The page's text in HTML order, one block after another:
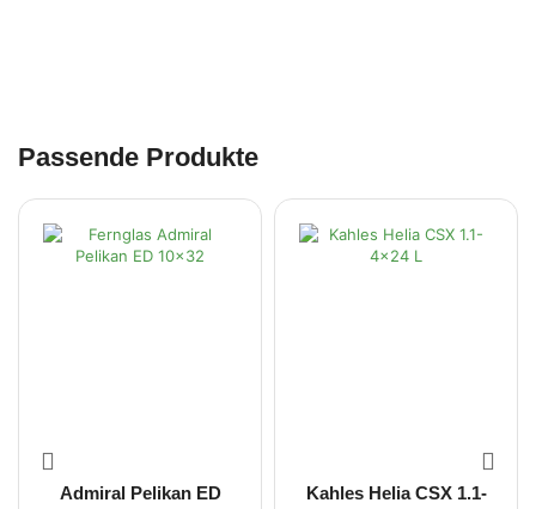
Passende Produkte
Admiral Pelikan ED Kahles Helia CSX 1.1-